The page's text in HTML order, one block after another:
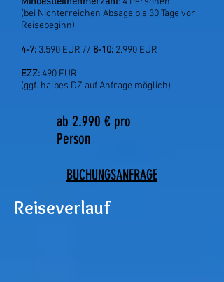
(bei Nichterreichen Absage bis 30 Tage vor
Reisebeginn)
4-7: 3.590 EUR // 8-10: 2.990 EUR
EZZ:490 EUR
(ggf. halbes DZ auf Anfrage möglich)
ab 2.990 € pro
Person
BUCHUNGSANFRAGE
Reiseverlauf